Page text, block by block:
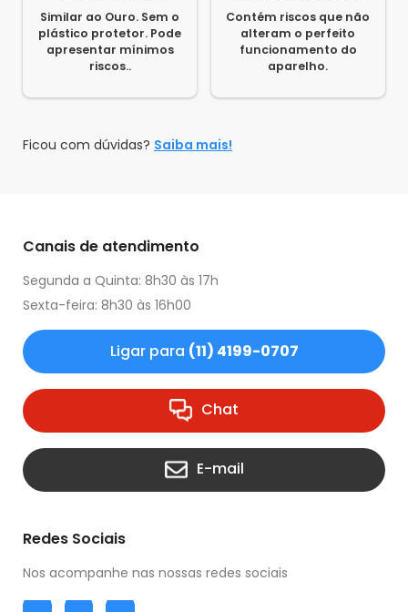
Similar ao Ouro. Sem o
plástico protetor. Pode
apresentar mínimos
riscos..
Contém riscos que não
alteram o perfeito
funcionamento do
aparelho.
Ficou com dúvidas? Saiba mais!
Canais de atendimento
Segunda a Quinta: 8h30 às 17h
Sexta-feira: 8h30 às 16h00
Ligar para (11) 4199-0707
Chat
E-mail
Redes Sociais
Nos acompanhe nas nossas redes sociais